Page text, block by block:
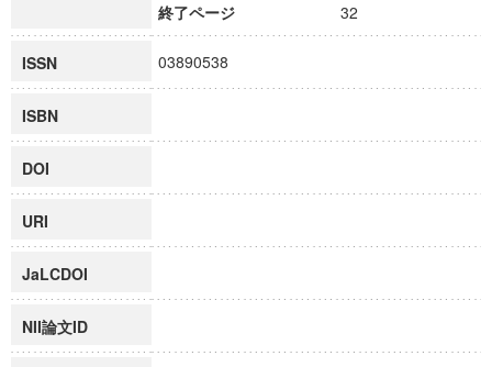
終了ページ
32
ISSN 03890538
ISBN
DOI
URI
JaLCDOI
NII論文ID